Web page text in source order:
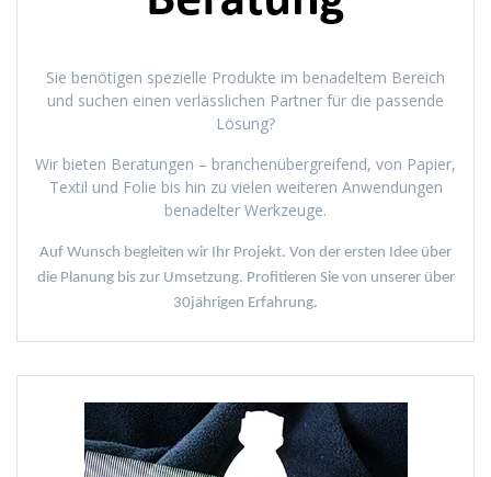
Sie benötigen spezielle Produkte im benadeltem Bereich
und suchen einen verlässlichen Partner für die passende
Lösung?
Wir bieten Beratungen – branchenübergreifend, von Papier,
Textil und Folie bis hin zu vielen weiteren Anwendungen
benadelter Werkzeuge.
Auf Wunsch begleiten wir Ihr Projekt. Von der ersten Idee über
die Planung bis zur Umsetzung. Profitieren Sie von unserer über
30jährigen Erfahrung.